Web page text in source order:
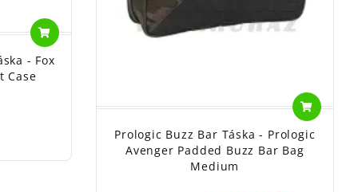
- Fox
Case
Prologic Buzz Bar Táska - Prologic
Avenger Padded Buzz Bar Bag
Medium